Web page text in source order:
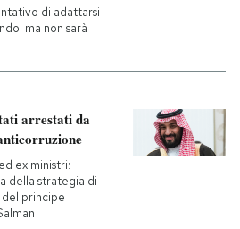
di adattarsi
ma non sarà
arrestati da
ex ministri:
della strategia di
principe